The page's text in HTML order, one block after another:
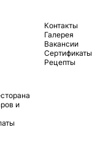
Контакты
Галерея
Вакансии
Сертификаты
Рецепты
и